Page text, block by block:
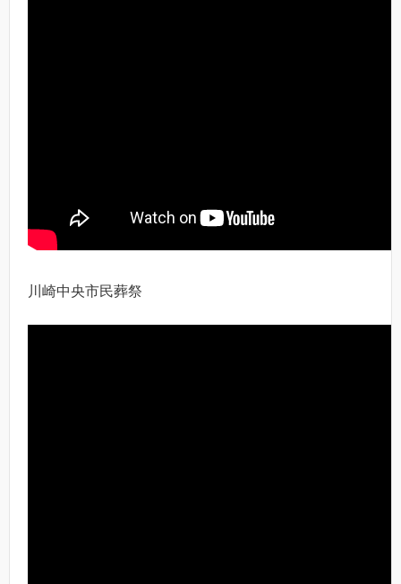
川崎中央市民葬祭